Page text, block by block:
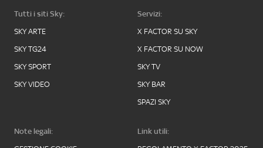
Tutti i siti Sky:
SKY ARTE
SKY TG24
SKY SPORT
SKY VIDEO
Servizi:
X FACTOR SU SKY
X FACTOR SU NOW
SKY TV
SKY BAR
SPAZI SKY
Note legali:
Link utili: